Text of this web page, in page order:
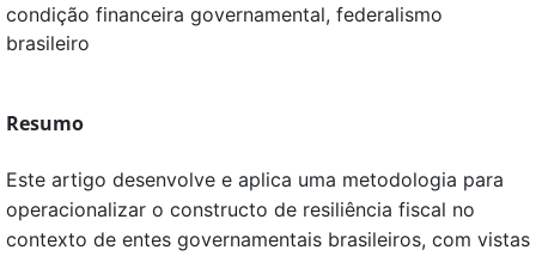
condição financeira governamental, federalismo
brasileiro
Resumo
Este artigo desenvolve e aplica uma metodologia para
operacionalizar o constructo de resiliência fiscal no
contexto de entes governamentais brasileiros, com vistas